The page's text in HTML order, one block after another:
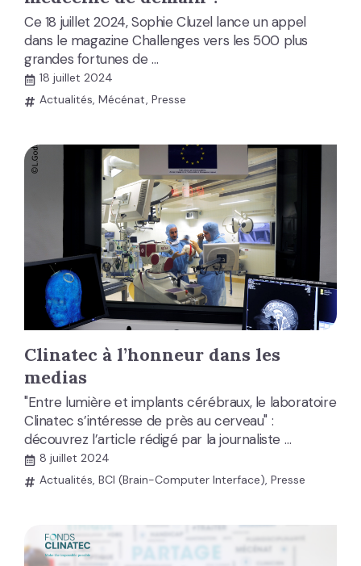
Ce 18 juillet 2024, Sophie Cluzel lance un appel
dans le magazine Challenges vers les 500 plus
grandes fortunes de …
18 juillet 2024
Actualités, Mécénat, Presse
Clinatec à l’honneur dans les
medias
"Entre lumière et implants cérébraux, le laboratoire
Clinatec s’intéresse de près au cerveau" :
découvrez l’article rédigé par la journaliste …
8 juillet 2024
Actualités, BCI (Brain-Computer Interface), Presse